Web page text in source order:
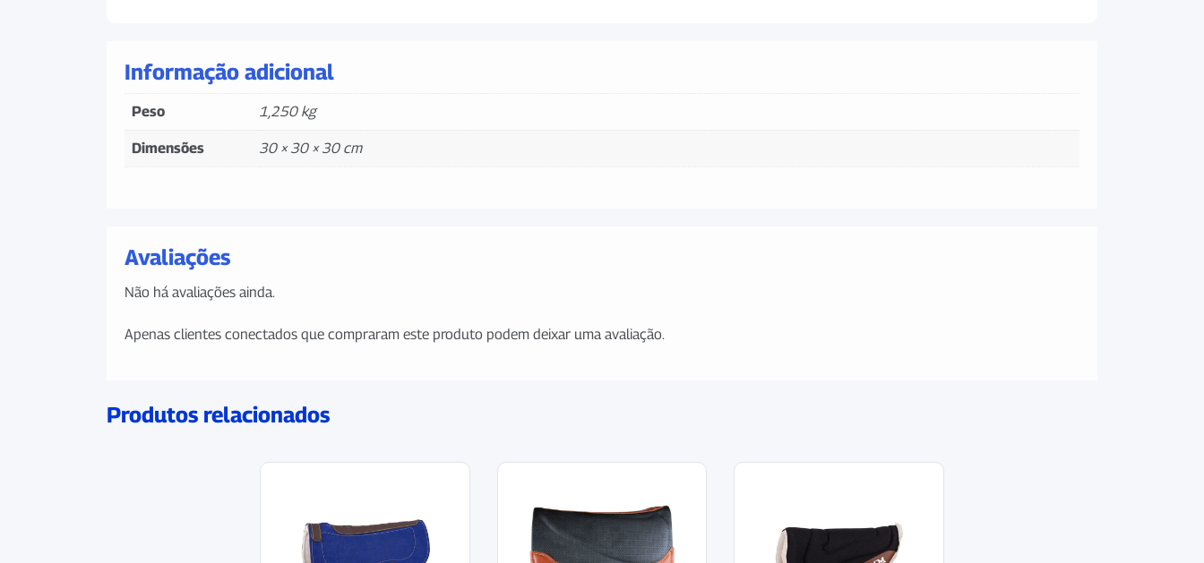
Informação adicional
Peso 1,250 kg
Dimensões 30 × 30 × 30 cm
Avaliações
Não há avaliações ainda.
Apenas clientes conectados que compraram este produto podem deixar uma avaliação.
Produtos relacionados